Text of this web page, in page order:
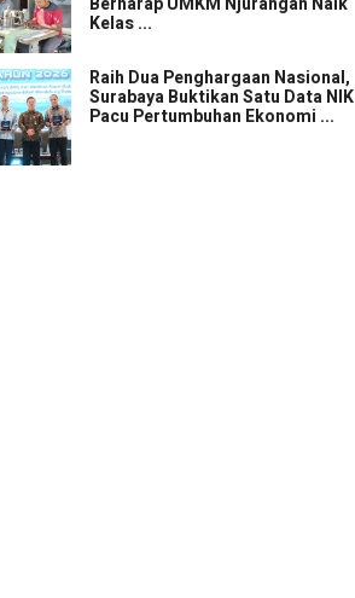
Kelas ...
Raih Dua Penghargaan Nasional,
Surabaya Buktikan Satu Data NIK
Pacu Pertumbuhan Ekonomi ...